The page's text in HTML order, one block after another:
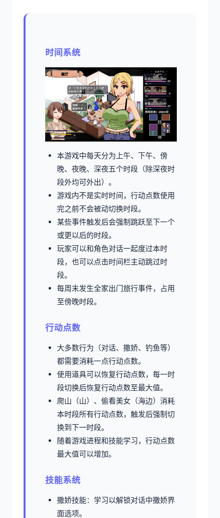
时间系统
本游戏中每天分为上午、下午、傍
晚、夜晚、深夜五个时段（除深夜时
段外均可外出）。
游戏内不是实时时间，行动点数使用
完之前不会被动切换时段。
某些事件触发后会强制跳跃至下一个
或更以后的时段。
玩家可以和角色对话一起度过本时
段，也可以点击时间栏主动跳过时
段。
每周末发生全家出门旅行事件，占用
至傍晚时段。
行动点数
大多数行为（对话、撒娇、钓鱼等）
都需要消耗一点行动点数。
使用道具可以恢复行动点数，每一时
段切换后恢复行动点数至最大值。
爬山（山）、偷看美女（海边）消耗
本时段所有行动点数，触发后强制切
换到下一时段。
随着游戏进程和技能学习，行动点数
最大值可以增加。
技能系统
撒娇技能：学习以解锁对话中撒娇界
面选项。